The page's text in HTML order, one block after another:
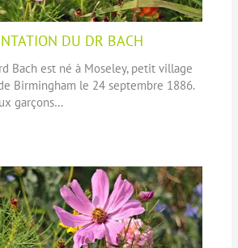
DU DR BACH
Bach est né à Moseley, petit village
Birmingham le 24 septembre 1886.
garçons…